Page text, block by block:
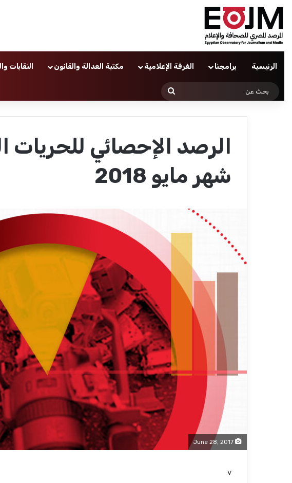
الرئيسية برامجنا الغرفة الإعلامية مكتبة العدالة والقانون النقابات
الرصد الإحصائي للحريات
شهر مايو 2018
v